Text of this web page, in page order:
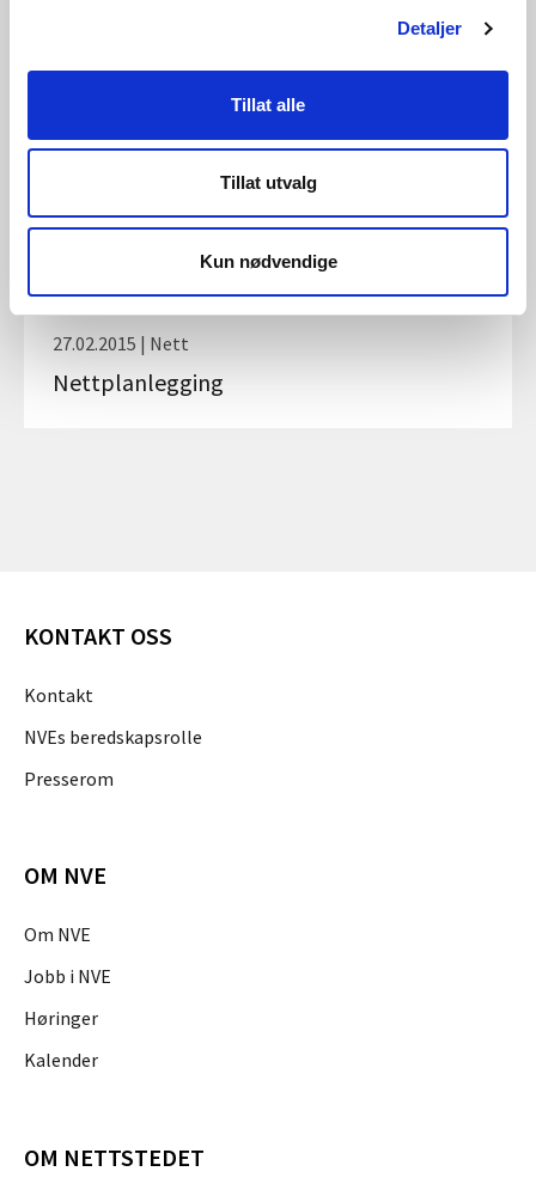
Detaljer
Tillat alle
Tillat utvalg
Kun nødvendige
Kostnadsberegning for alternative
27.02.2015 | Nett
Nettplanlegging
KONTAKT OSS
Kontakt
NVEs beredskapsrolle
Presserom
OM NVE
Om NVE
Jobb i NVE
Høringer
Kalender
OM NETTSTEDET